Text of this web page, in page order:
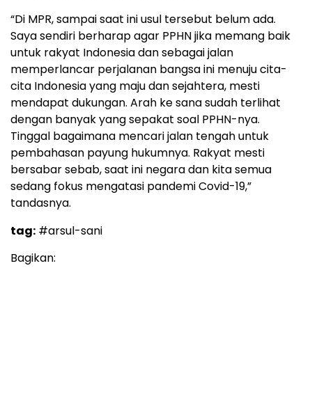
“Di MPR, sampai saat ini usul tersebut belum ada.
Saya sendiri berharap agar PPHN jika memang baik
untuk rakyat Indonesia dan sebagai jalan
memperlancar perjalanan bangsa ini menuju cita-
cita Indonesia yang maju dan sejahtera, mesti
mendapat dukungan. Arah ke sana sudah terlihat
dengan banyak yang sepakat soal PPHN-nya.
Tinggal bagaimana mencari jalan tengah untuk
pembahasan payung hukumnya. Rakyat mesti
bersabar sebab, saat ini negara dan kita semua
sedang fokus mengatasi pandemi Covid-19,”
tandasnya.
tag: #arsul-sani
Bagikan: